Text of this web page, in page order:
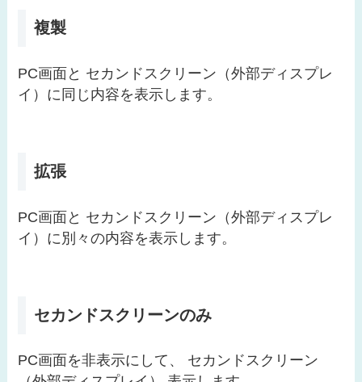
複製
PC画面と セカンドスクリーン（外部ディスプレ
イ）に同じ内容を表示します。
拡張
PC画面と セカンドスクリーン（外部ディスプレ
イ）に別々の内容を表示します。
セカンドスクリーンのみ
PC画面を非表示にして、 セカンドスクリーン